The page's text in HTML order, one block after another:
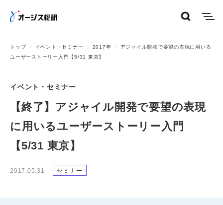
トップ イベント・セミナー 2017年
アジャイル開発で要望の表現に用いる
ユーザーストーリー入門【5/31 東京】
イベント・セミナー
【終了】アジャイル開発で要望の表現
に用いるユーザーストーリー入門
【5/31 東京】
2017.05.31 セミナー